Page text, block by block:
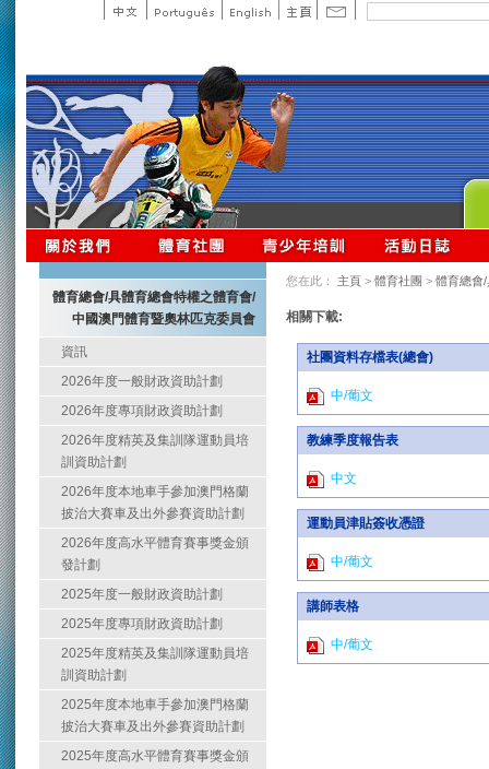
體育總會/具體育總會特權之體育會/
中國澳門體育暨奧林匹克委員會
資訊
2026年度一般財政資助計劃
2026年度專項財政資助計劃
2026年度精英及集訓隊運動員培
訓資助計劃
2026年度本地車手參加澳門格蘭
披治大賽車及出外參賽資助計劃
2026年度高水平體育賽事獎金頒
發計劃
2025年度一般財政資助計劃
2025年度專項財政資助計劃
2025年度精英及集訓隊運動員培
訓資助計劃
2025年度本地車手參加澳門格蘭
披治大賽車及出外參賽資助計劃
2025年度高水平體育賽事獎金頒
您在此： 主頁 > 體育社團 > 體育總會
相關下載:
社團資料存檔表(總會)
中/葡文
教練季度報告表
中文
運動員津貼簽收憑證
中/葡文
講師表格
中/葡文